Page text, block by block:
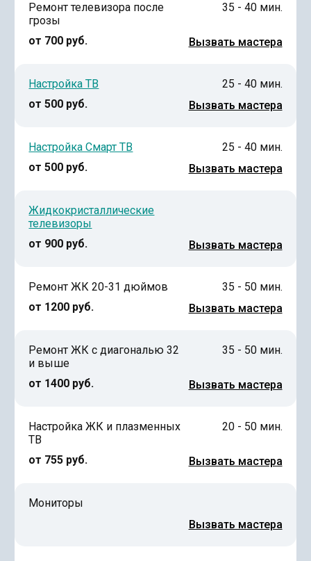
Ремонт телевизора после
грозы
от 700 руб.
35 - 40 мин.
Вызвать мастера
Настройка ТВ
от 500 руб.
25 - 40 мин.
Вызвать мастера
Настройка Смарт ТВ
от 500 руб.
25 - 40 мин.
Вызвать мастера
Жидкокристаллические
телевизоры
от 900 руб.
Вызвать мастера
Ремонт ЖК 20-31 дюймов
от 1200 руб.
35 - 50 мин.
Вызвать мастера
Ремонт ЖК с диагональю 32
и выше
от 1400 руб.
35 - 50 мин.
Вызвать мастера
Настройка ЖК и плазменных
ТВ
от 755 руб.
20 - 50 мин.
Вызвать мастера
Мониторы
Вызвать мастера